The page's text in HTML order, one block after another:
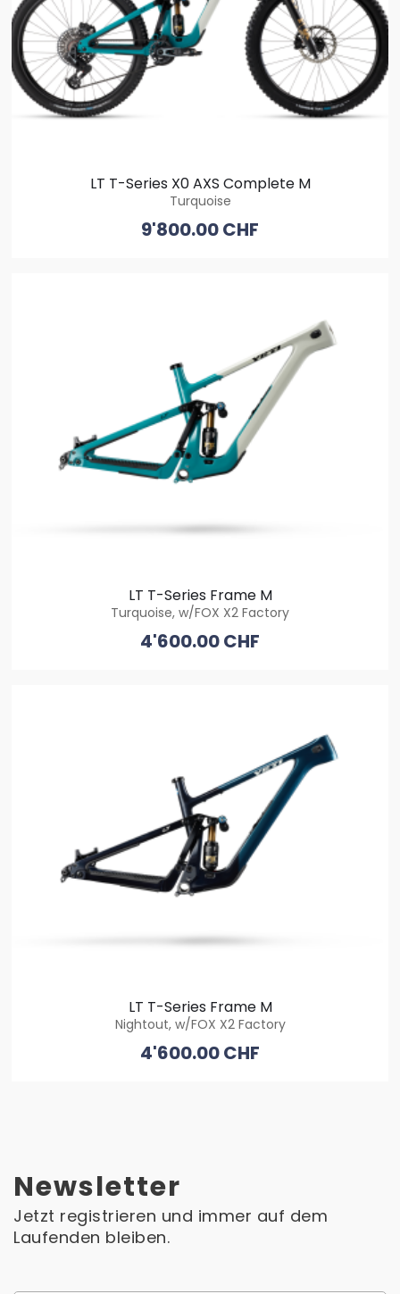
LT T-Series X0 AXS Complete M
Turquoise
9'800.00 CHF
LT T-Series Frame M
Turquoise, w/FOX X2 Factory
4'600.00 CHF
LT T-Series Frame M
Nightout, w/FOX X2 Factory
4'600.00 CHF
Newsletter
Jetzt registrieren und immer auf dem
Laufenden bleiben.